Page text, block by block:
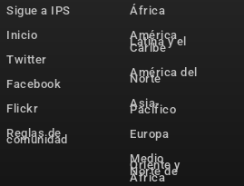
Sigue a IPS
Inicio
Twitter
Facebook
Flickr
Reglas de
comunidad
África
América
Latina y el
Caribe
América del
Norte
Asia-
Pacífico
Europa
Medio
Oriente y
Norte de
África